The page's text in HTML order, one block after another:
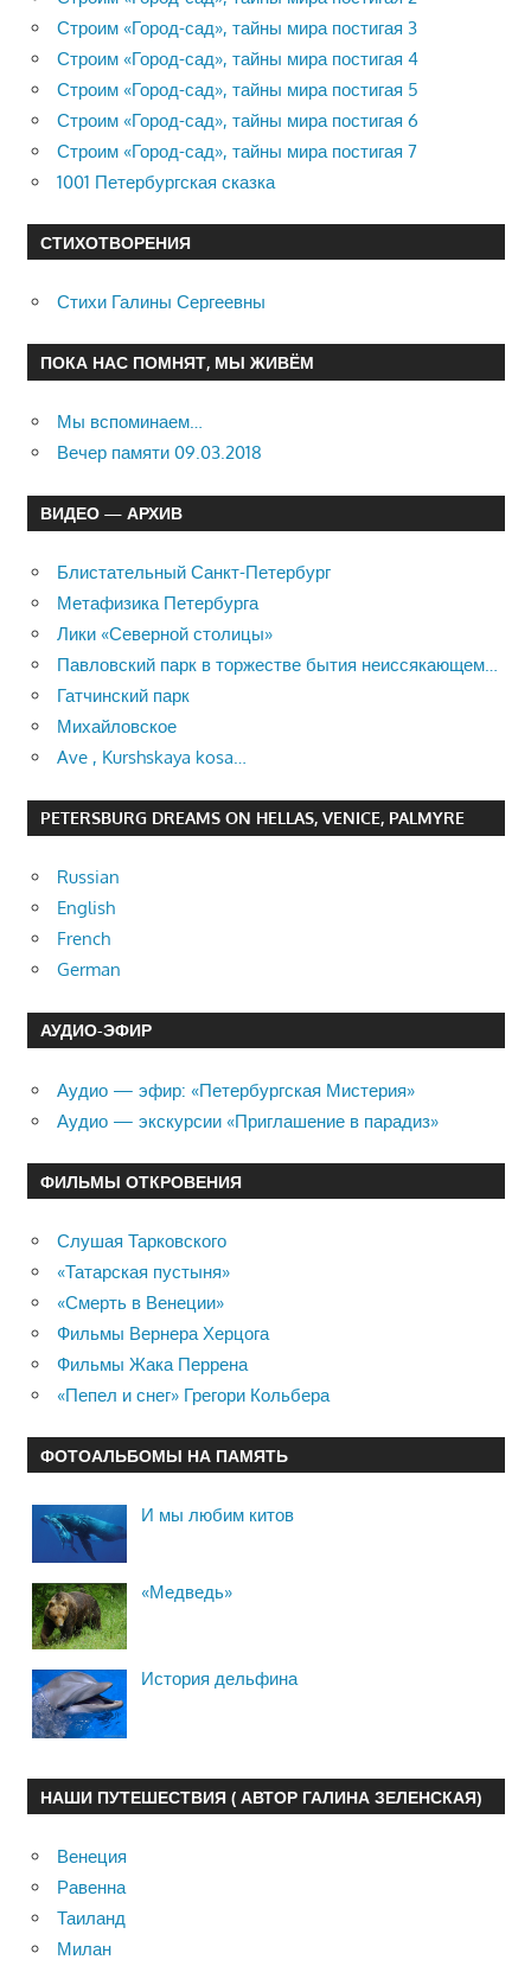
Строим «Город-сад», тайны мира постигая 3
Строим «Город-сад», тайны мира постигая 4
Строим «Город-сад», тайны мира постигая 5
Строим «Город-сад», тайны мира постигая 6
Строим «Город-сад», тайны мира постигая 7
1001 Петербургская сказка
СТИХОТВОРЕНИЯ
Стихи Галины Сергеевны
ПОКА НАС ПОМНЯТ, МЫ ЖИВЁМ
Мы вспоминаем…
Вечер памяти 09.03.2018
ВИДЕО — АРХИВ
Блистательный Санкт-Петербург
Метафизика Петербурга
Лики «Северной столицы»
Павловский парк в торжестве бытия неиссякающем…
Гатчинский парк
Михайловское
Ave , Kurshskaya kosa…
PETERSBURG DREAMS ON HELLAS, VENICE, PALMYRE
Russian
English
French
German
АУДИО-ЭФИР
Аудио — эфир: «Петербургская Мистерия»
Аудио — экскурсии «Приглашение в парадиз»
ФИЛЬМЫ ОТКРОВЕНИЯ
Слушая Тарковского
«Татарская пустыня»
«Смерть в Венеции»
Фильмы Вернера Херцога
Фильмы Жака Перрена
«Пепел и снег» Грегори Кольбера
ФОТОАЛЬБОМЫ НА ПАМЯТЬ
И мы любим китов
«Медведь»
История дельфина
НАШИ ПУТЕШЕСТВИЯ ( АВТОР ГАЛИНА ЗЕЛЕНСКАЯ)
Венеция
Равенна
Таиланд
Милан